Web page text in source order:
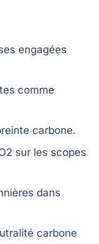
engagées
comme
carbone.
sur les scopes
dans
carbone